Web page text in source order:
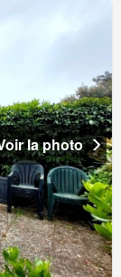
la photo